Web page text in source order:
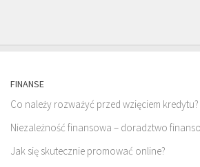
FINANSE
Co należy rozważyć przed wzięciem kredytu?
Niezależność finansowa – doradztwo
Jak się skutecznie promować online?